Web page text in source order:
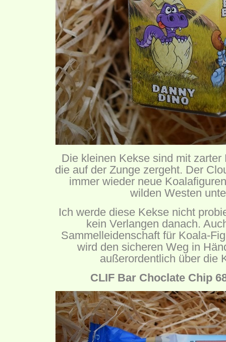
Die kleinen Kekse sind mit
die auf der Zunge zergeht. Der
immer wieder neue
wilden Westen
Ich werde diese Kekse nicht
kein Verlangen danach.
Sammelleidenschaft für Koala-
wird den sicheren Weg in
außerordentlich über die
CLIF Bar Choclate Chip